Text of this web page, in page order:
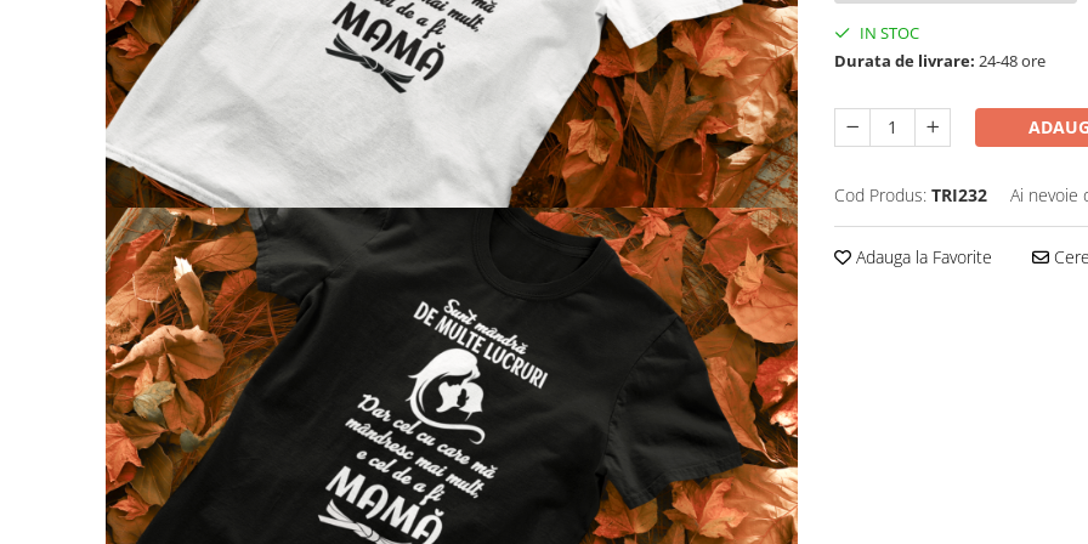
Puzzle personalizat
Rame foto personalizate
Plachete personalizate
Sort personalizat
Tricouri personalizate
Pix personalizat
evenimente
Tavita de mot
Umerase Personalizate
Pahare personalizate
IN STOC
Durata de livrare: 24-48 ore
Cod Produs: TRI232 Ai nevoie
Adauga la Favorite